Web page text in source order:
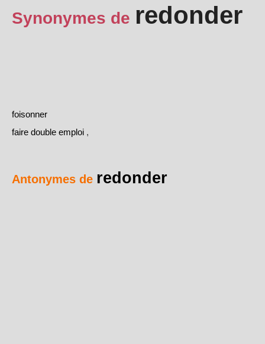
Synonymes de redonder
foisonner
faire double emploi ,
Antonymes de redonder